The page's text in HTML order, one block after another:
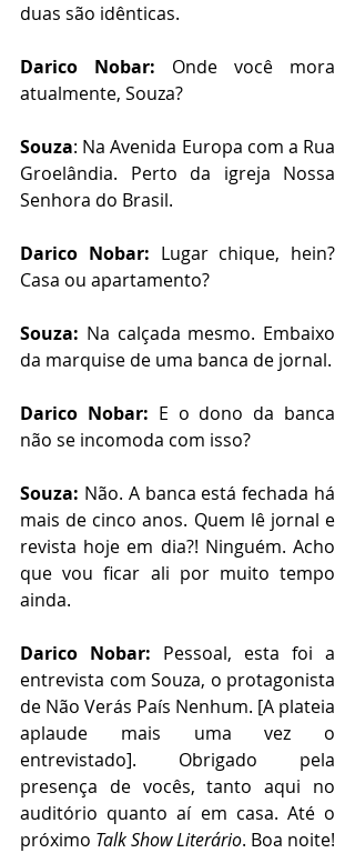
duas são idênticas.
Darico Nobar: Onde você mora
atualmente, Souza?
Souza: Na Avenida Europa com a Rua
Groelândia. Perto da igreja Nossa
Senhora do Brasil.
Darico Nobar: Lugar chique, hein?
Casa ou apartamento?
Souza: Na calçada mesmo. Embaixo
da marquise de uma banca de jornal.
Darico Nobar: E o dono da banca
não se incomoda com isso?
Souza: Não. A banca está fechada há
mais de cinco anos. Quem lê jornal e
revista hoje em dia?! Ninguém. Acho
que vou ficar ali por muito tempo
ainda.
Darico Nobar: Pessoal, esta foi a
entrevista com Souza, o protagonista
de Não Verás País Nenhum. [A plateia
aplaude mais uma vez o
entrevistado]. Obrigado pela
presença de vocês, tanto aqui no
auditório quanto aí em casa. Até o
próximo Talk Show Literário. Boa noite!